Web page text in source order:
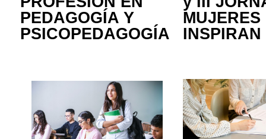
PEDAGOGÍA Y
PSICOPEDAGOGÍA
MUJERES
INSPIRAN